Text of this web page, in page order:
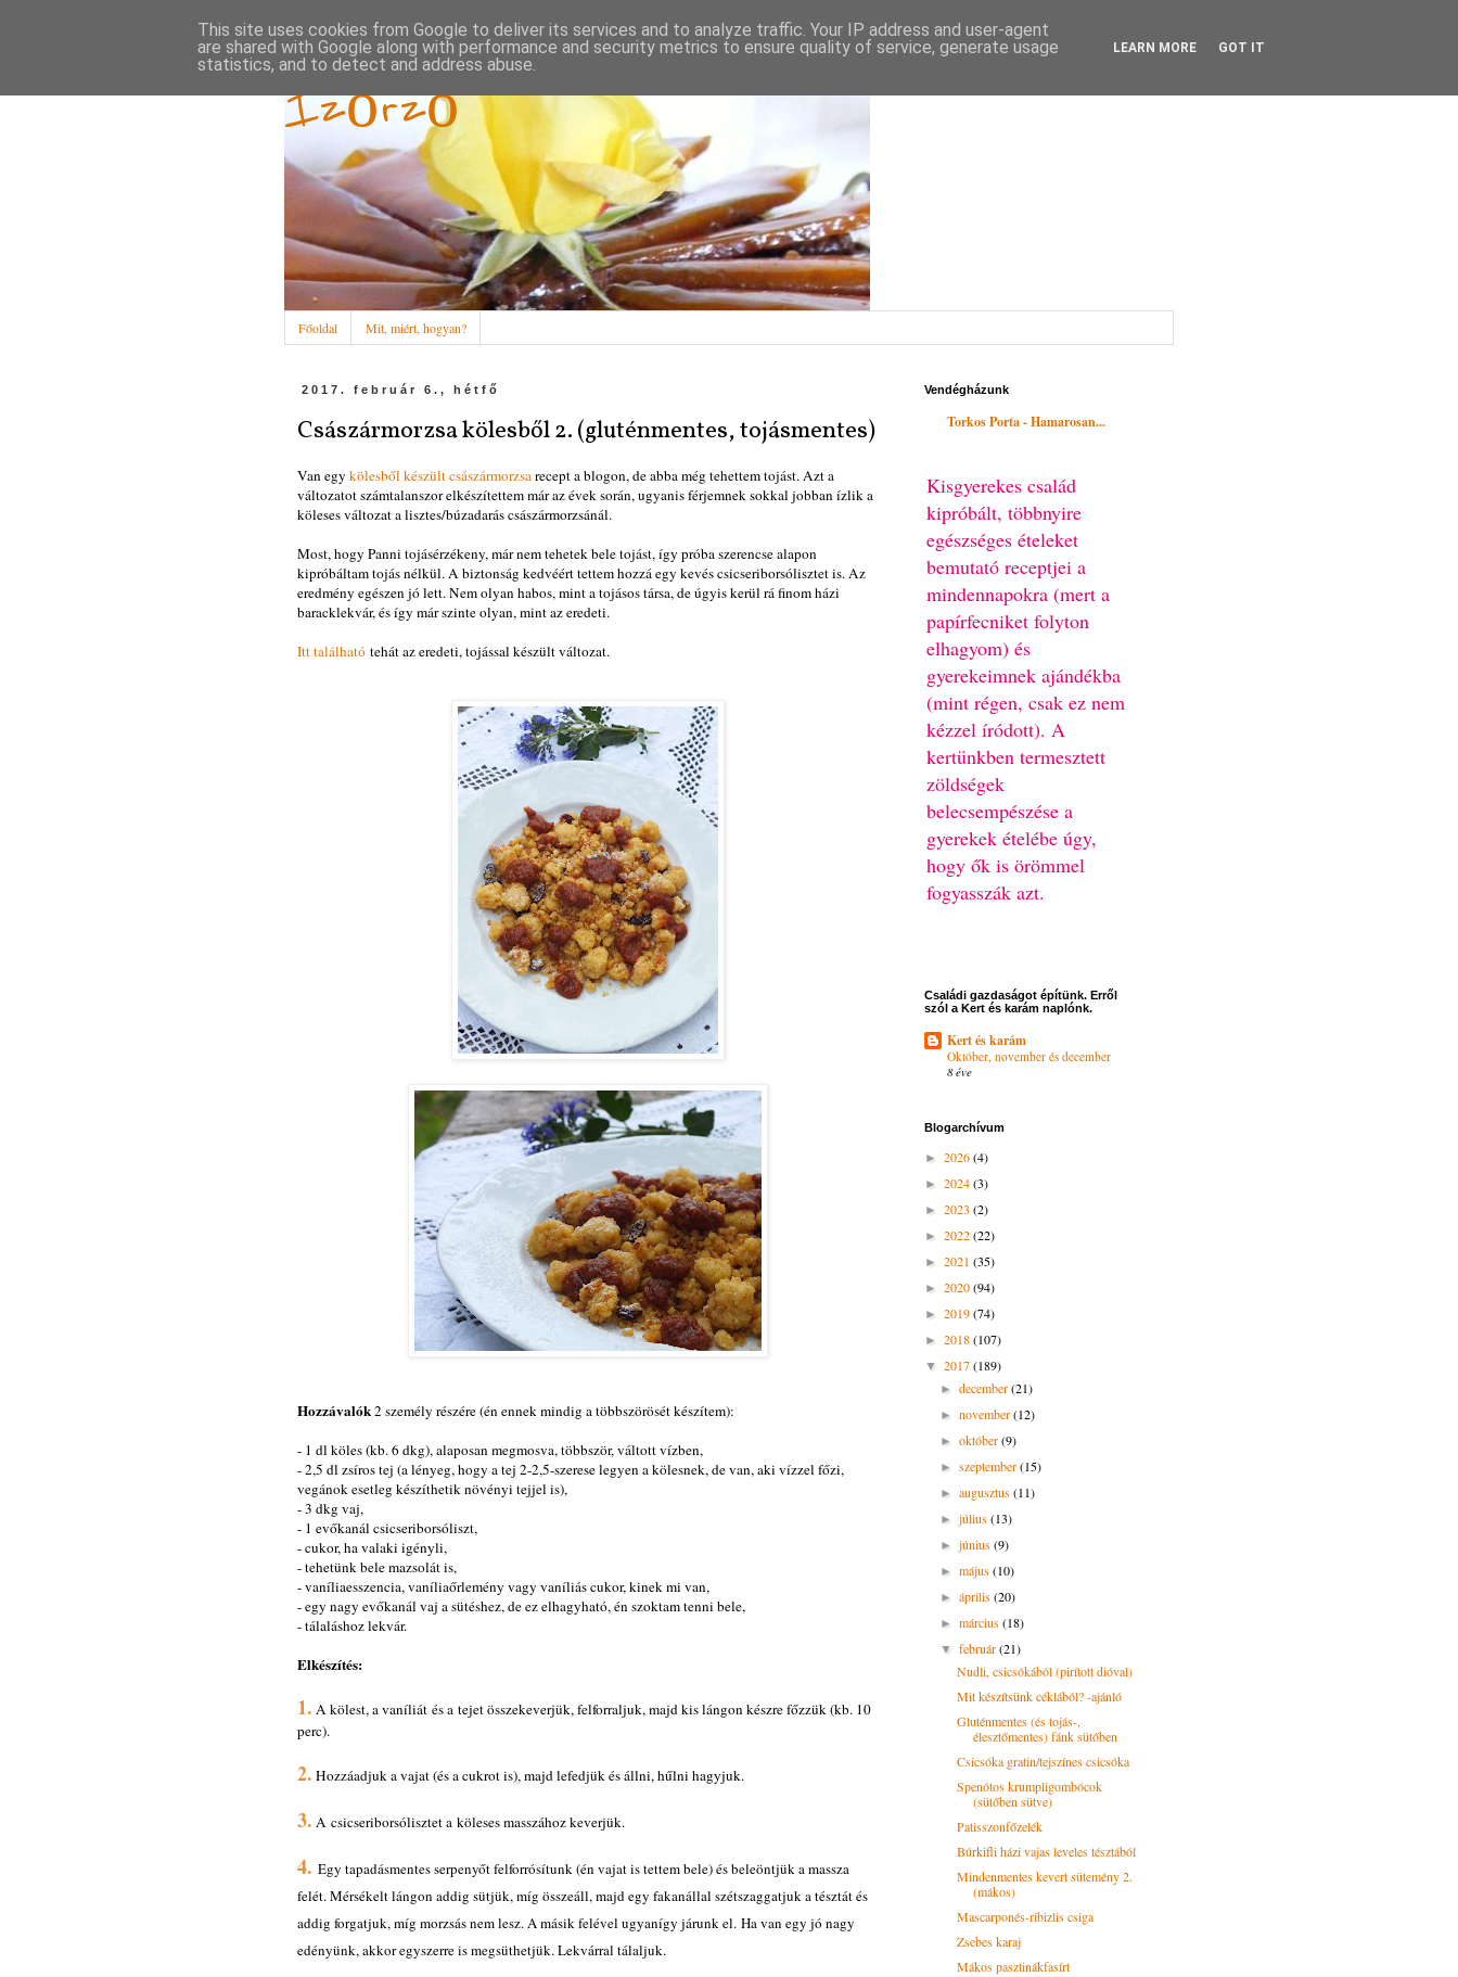
Ízőrző
Főoldal Mit, miért, hogyan?
2017. február 6., hétfő
Császármorzsa kölesből 2. (gluténmentes, tojásmentes)
Van egy kölesből készült császármorzsarecept a blogon, de abba még tehettem tojást. Azt a
változatot számtalanszor elkészítettem már az évek során, ugyanis férjemnek sokkal jobban ízlik a
köleses változat a lisztes/búzadarás császármorzsánál.
Most, hogy Panni tojásérzékeny, már nem tehetek bele tojást, így próba szerencse alapon
kipróbáltam tojás nélkül. A biztonság kedvéért tettem hozzá egy kevés csicseriborsólisztet is. Az
eredmény egészen jó lett. Nem olyan habos, mint a tojásos társa, de úgyis kerül rá finom házi
baracklekvár, és így már szinte olyan, mint az eredeti.
Itt található tehát az eredeti, tojással készült változat.
Hozzávalók2 személy részére (én ennek mindig a többszörösét készítem):
- 1 dl köles (kb. 6 dkg), alaposan megmosva, többször, váltott vízben,
- 2,5 dl zsíros tej (a lényeg, hogy a tej 2-2,5-szerese legyen a kölesnek, de van, aki vízzel főzi,
vegánok esetleg készíthetik növényi tejjel is),
- 3 dkg vaj,
- 1 evőkanál csicseriborsóliszt,
- cukor, ha valaki igényli,
- tehetünk bele mazsolát is,
- vaníliaesszencia, vaníliaőrlemény vagy vaníliás cukor, kinek mi van,
- egy nagy evőkanál vaj a sütéshez, de ez elhagyható, én szoktam tenni bele,
- tálaláshoz lekvár.
Elkészítés:
1. A kölest, a vaníliát és a tejet összekeverjük, felforraljuk, majd kis lángon készre főzzük (kb. 10
perc).
2. Hozzáadjuk a vajat (és a cukrot is), majd lefedjük és állni, hűlni hagyjuk.
3. A csicseriborsólisztet a köleses masszához keverjük.
4. Egy tapadásmentes serpenyőt felforrósítunk (én vajat is tettem bele) és beleöntjük a massza
felét. Mérsékelt lángon addig sütjük, míg összeáll, majd egy fakanállal szétszaggatjuk a tésztát és
addig forgatjuk, míg morzsás nem lesz. A másik felével ugyanígy járunk el. Ha van egy jó nagy
edényünk, akkor egyszerre is megsüthetjük. Lekvárral tálaljuk.
Vendégházunk
Torkos Porta - Hamarosan...
Kisgyerekes család
kipróbált, többnyire
egészséges ételeket
bemutató receptjei a
mindennapokra (mert a
papírfecniket folyton
elhagyom) és
gyerekeimnek ajándékba
(mint régen, csak ez nem
kézzel íródott). A
kertünkben termesztett
zöldségek
belecsempészése a
gyerekek ételébe úgy,
hogy ők is örömmel
fogyasszák azt.
Családi gazdaságot építünk. Erről
szól a Kert és karám naplónk.
Kert és karám
Október, november és december
8 éve
Blogarchívum
► 2026(4)
► 2024(3)
► 2023 (2)
► 2022(22)
► 2021 (35)
► 2020(94)
► 2019(74)
► 2018(107)
▼ 2017(189)
►december(21)
►november(12)
►október(9)
►szeptember(15)
►augusztus(11)
►július(13)
►június(9)
►május(10)
►április(20)
►március(18)
▼február(21)
Nudli, csicsókából (pirított dióval)
Mit készítsünk céklából? -ajánló
Gluténmentes (és tojás-,
élesztőmentes) fánk sütőben
Csicsóka gratin/tejszínes csicsóka
Spenótos krumpligombócok
(sütőben sütve)
Patisszonfőzelék
Búrkifli házi vajas leveles tésztából
Mindenmentes kevert sütemény 2.
(mákos)
Mascarponés-ribizlis csiga
Zsebes karaj
Mákos pasztinákfasírt
This site uses cookies from Google to deliver its services and to analyze traffic. Your IP address and user-agent
are shared with Google along with performance and security metrics to ensure quality of service, generate usage
statistics, and to detect and address abuse.
LEARN MORE GOT IT